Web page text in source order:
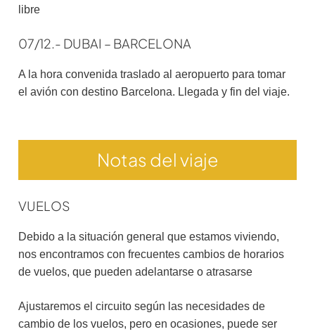
libre
07/12.- DUBAI – BARCELONA
A la hora convenida traslado al aeropuerto para tomar
el avión con destino Barcelona. Llegada y fin del viaje.
Notas del viaje
VUELOS
Debido a la situación general que estamos viviendo,
nos encontramos con frecuentes cambios de horarios
de vuelos, que pueden adelantarse o atrasarse
Ajustaremos el circuito según las necesidades de
cambio de los vuelos, pero en ocasiones, puede ser